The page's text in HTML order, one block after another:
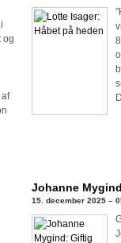
og
Johanne
15. december 2025 –